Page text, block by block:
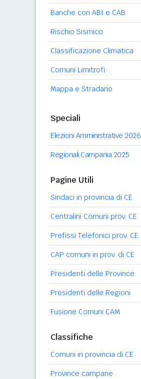
Banche con ABI e CAB
Rischio Sismico
Classificazione Climatica
Comuni Limitrofi
Mappa e Stradario
Speciali
Elezioni Amministrative 2026
Regionali Campania 2025
Pagine Utili
Sindaci in provincia di CE
Centralini Comuni prov. CE
Prefissi Telefonici prov. CE
CAP comuni in prov. di CE
Presidenti delle Province
Presidenti delle Regioni
Fusione Comuni CAM
Classifiche
Comuni in provincia di CE
Province campane